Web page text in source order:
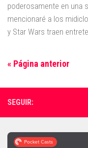
poderosamente en una
mencionaré a los
y Star Wars traen
« Página anterior
SEGUIR: